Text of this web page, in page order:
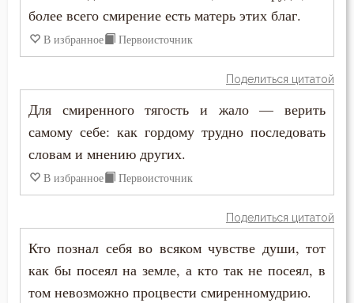
Сребролюбие
Страсть
Стыд
более всего смирение есть матерь этих благ.
В избранное Первоисточник
Поделиться цитатой
Для смиренного тягость и жало — верить
самому себе: как гордому трудно последовать
словам и мнению других.
В избранное Первоисточник
Поделиться цитатой
Кто познал себя во всяком чувстве души, тот
как бы посеял на земле, а кто так не посеял, в
том невозможно процвести смиренномудрию.